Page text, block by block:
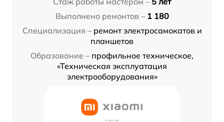
Выполнено ремонтов – 1 180
Специализация – ремонт электросамокатов и
планшетов
Образование – профильное техническое,
«Техническая эксплуатация
электрооборудования»